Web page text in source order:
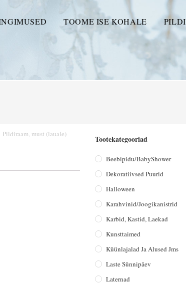
TOOME ISE KOHALE
Pildiraam, must (lauale) Tootekategooriad
Beebipidu/BabyShower
Dekoratiivsed Puurid
Halloween
Karahvinid/joogikanistrid
Karbid, Kastid, Laekad
Kunsttaimed
Küünlajalad Ja Alused Jms
Laste Sünnipäev
Laternad